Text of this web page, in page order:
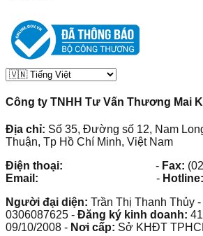
Công ty TNHH Tư Vấn Thương Mai
Địa chỉ: Số 35, Đường số 12, Nam
Thuận, Tp Hồ Chí Minh, Việt Nam
Điện thoại:
- Fax:
Email:
- Hotline:
Người đại diện: Trần Thị Thanh Thủy -
0306087625 - Đăng ký kinh doanh:
09/10/2008 - Nơi cấp: Sở KHĐT